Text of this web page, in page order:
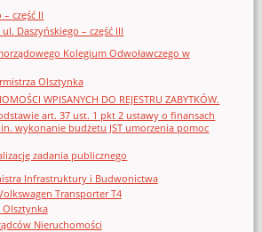
część II
Daszyńskiego – część III
Kolegium Odwoławczego w
Olsztynka
WPISANYCH DO REJESTRU ZABYTKÓW.
art. 37 ust. 1 pkt 2 ustawy o finansach
wykonanie budżetu JST umorzenia pomoc
zadania publicznego
Infrastruktury i Budwonictwa
Transporter T4
Olsztynka
Nieruchomości